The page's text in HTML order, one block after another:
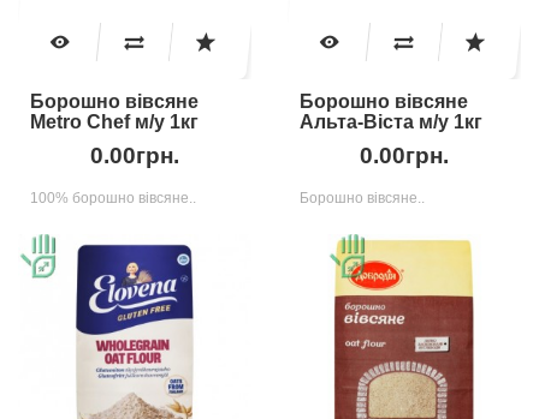
Борошно вівсяне
Metro Chef м/у 1кг
0.00грн.
100% борошно вівсяне..
Борошно вівсяне
Альта-Віста м/у 1кг
0.00грн.
Борошно вівсяне..